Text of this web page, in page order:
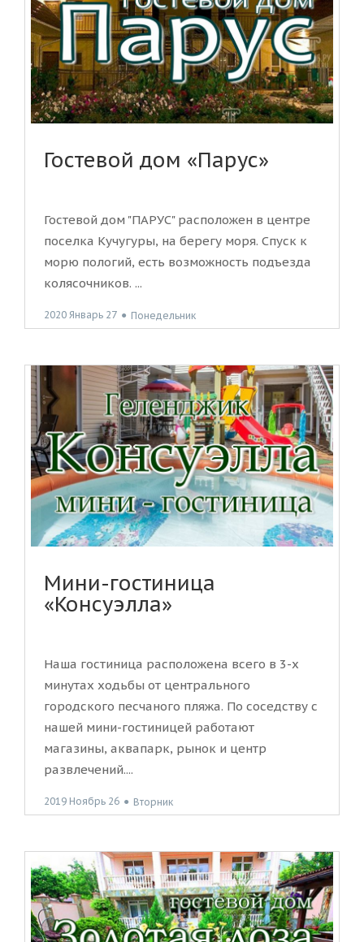
Гостевой дом «Парус»
Гостевой дом "ПАРУС" расположен в центре
поселка Кучугуры, на берегу моря. Спуск к
морю пологий, есть возможность подъезда
колясочников. ...
2020 Январь 27 ● Понедельник
Мини-гостиница
«Консуэлла»
Наша гостиница расположена всего в 3-х
минутах ходьбы от центрального
городского песчаного пляжа. По соседству с
нашей мини-гостиницей работают
магазины, аквапарк, рынок и центр
развлечений....
2019 Ноябрь 26 ● Вторник